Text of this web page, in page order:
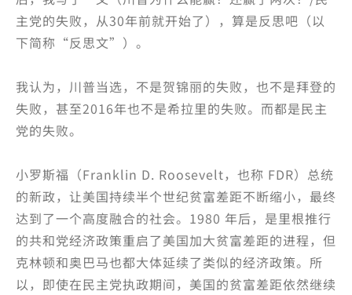
主党的失败，从30年前就开始了），算是反思吧（以
下简称“反思文”）。
我认为，川普当选，不是贺锦丽的失败，也不是拜登的
失败，甚至2016年也不是希拉里的失败。而都是民主
党的失败。
小罗斯福（Franklin D. Roosevelt，也称 FDR）总统
的新政，让美国持续半个世纪贫富差距不断缩小，最终
达到了一个高度融合的社会。1980 年后，是里根推行
的共和党经济政策重启了美国加大贫富差距的进程，但
克林顿和奥巴马也都大体延续了类似的经济政策。所
以，即使在民主党执政期间，美国的贫富差距依然继续